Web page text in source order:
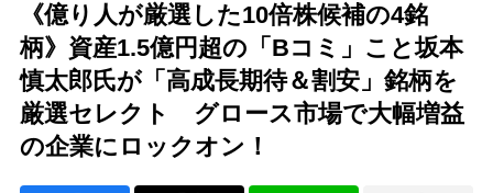
《億り人が厳選した10倍株候補の4銘
柄》資産1.5億円超の「Bコミ」こと坂本
慎太郎氏が「高成長期待＆割安」銘柄を
厳選セレクト グロース市場で大幅増益
の企業にロックオン！